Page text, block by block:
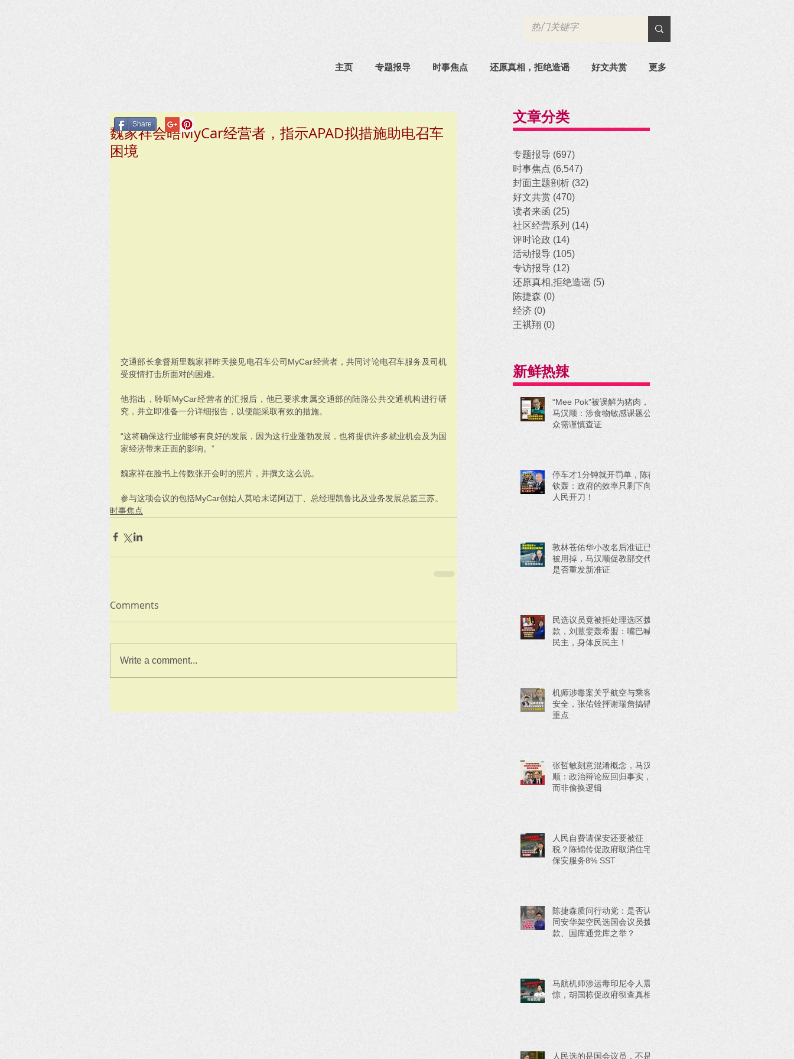
主页 专题报导 时事焦点 还原真相，拒绝造谣 好文共赏 更多
魏家祥会晤MyCar经营者，指示APAD拟措施助电召车
困境
交通部长拿督斯里魏家祥昨天接见电召车公司MyCar经营者，共同讨论电召车服务及司机
受疫情打击所面对的困难。
他指出，聆听MyCar经营者的汇报后，他已要求隶属交通部的陆路公共交通机构进行研
究，并立即准备一分详细报告，以便能采取有效的措施。
“这将确保这行业能够有良好的发展，因为这行业蓬勃发展，也将提供许多就业机会及为国
家经济带来正面的影响。”
魏家祥在脸书上传数张开会时的照片，并撰文这么说。
参与这项会议的包括MyCar创始人莫哈末诺阿迈丁、总经理凯鲁比及业务发展总监三苏。
时事焦点
Comments
Write a comment...
Share 文章分类
专题报导 (697)
时事焦点 (6,547)
封面主题剖析 (32)
好文共赏 (470)
读者来函 (25)
社区经营系列 (14)
评时论政 (14)
活动报导 (105)
专访报导 (12)
还原真相,拒绝造谣 (5)
陈捷森 (0)
经济 (0)
王祺翔 (0)
新鲜热辣
“Mee Pok”被误解为猪肉，
马汉顺：涉食物敏感课题公
众需谨慎查证
停车才1分钟就开罚单，陈德
钦轰：政府的效率只剩下向
人民开刀！
敦林苍佑华小改名后准证已
被用掉，马汉顺促教部交代
是否重发新准证
民选议员竟被拒处理选区拨
款，刘薏雯轰希盟：嘴巴喊
民主，身体反民主！
机师涉毒案关乎航空与乘客
安全，张佑铨抨谢瑞詹搞错
重点
张哲敏刻意混淆概念，马汉
顺：政治辩论应回归事实，
而非偷换逻辑
人民自费请保安还要被征
税？陈锦传促政府取消住宅
保安服务8% SST
陈捷森质问行动党：是否认
同安华架空民选国会议员拨
款、国库通党库之举？
马航机师涉运毒印尼令人震
惊，胡国栋促政府彻查真相
人民选的是国会议员，不是